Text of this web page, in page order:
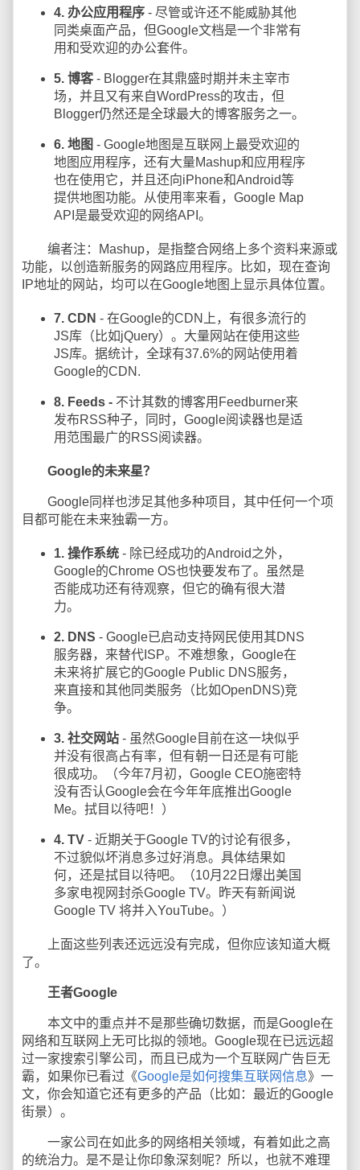
4. 办公应用程序 - 尽管或许还不能威胁其他
同类桌面产品，但Google文档是一个非常有
用和受欢迎的办公套件。
5. 博客 - Blogger在其鼎盛时期并未主宰市
场，并且又有来自WordPress的攻击，但
Blogger仍然还是全球最大的博客服务之一。
6. 地图 - Google地图是互联网上最受欢迎的
地图应用程序，还有大量Mashup和应用程序
也在使用它，并且还向iPhone和Android等
提供地图功能。从使用率来看，Google Map
API是最受欢迎的网络API。
编者注：Mashup，是指整合网络上多个资料来源或
功能，以创造新服务的网路应用程序。比如，现在查询
IP地址的网站，均可以在Google地图上显示具体位置。
7. CDN - 在Google的CDN上，有很多流行的
JS库（比如jQuery）。大量网站在使用这些
JS库。据统计，全球有37.6%的网站使用着
Google的CDN.
8. Feeds - 不计其数的博客用Feedburner来
发布RSS种子，同时，Google阅读器也是适
用范围最广的RSS阅读器。
Google的未来星？
Google同样也涉足其他多种项目，其中任何一个项
目都可能在未来独霸一方。
1. 操作系统 - 除已经成功的Android之外，
Google的Chrome OS也快要发布了。虽然是
否能成功还有待观察，但它的确有很大潜
力。
2. DNS - Google已启动支持网民使用其DNS
服务器，来替代ISP。不难想象，Google在
未来将扩展它的Google Public DNS服务，
来直接和其他同类服务（比如OpenDNS)竞
争。
3. 社交网站 - 虽然Google目前在这一块似乎
并没有很高占有率，但有朝一日还是有可能
很成功。（今年7月初，Google CEO施密特
没有否认Google会在今年年底推出Google
Me。拭目以待吧！）
4. TV - 近期关于Google TV的讨论有很多，
不过貌似坏消息多过好消息。具体结果如
何，还是拭目以待吧。（10月22日爆出美国
多家电视网封杀Google TV。昨天有新闻说
Google TV 将并入YouTube。）
上面这些列表还远远没有完成，但你应该知道大概
了。
王者Google
本文中的重点并不是那些确切数据，而是Google在
网络和互联网上无可比拟的领地。Google现在已远远超
过一家搜索引擎公司，而且已成为一个互联网广告巨无
霸，如果你已看过《Google是如何搜集互联网信息》一
文，你会知道它还有更多的产品（比如：最近的Google
街景）。
一家公司在如此多的网络相关领域，有着如此之高
的统治力。是不是让你印象深刻呢？所以，也就不难理